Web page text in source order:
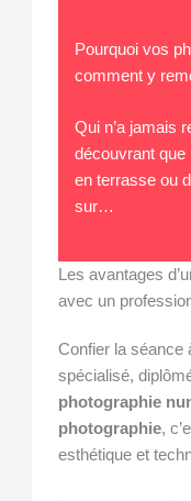
Pourquoi vos
comment y
Qui n’a jamais
découvrant que
en terrasse ou
sur…
Les avantages
avec un
Confier la séance
spécialisé,
photographie
photographie,
esthétique et